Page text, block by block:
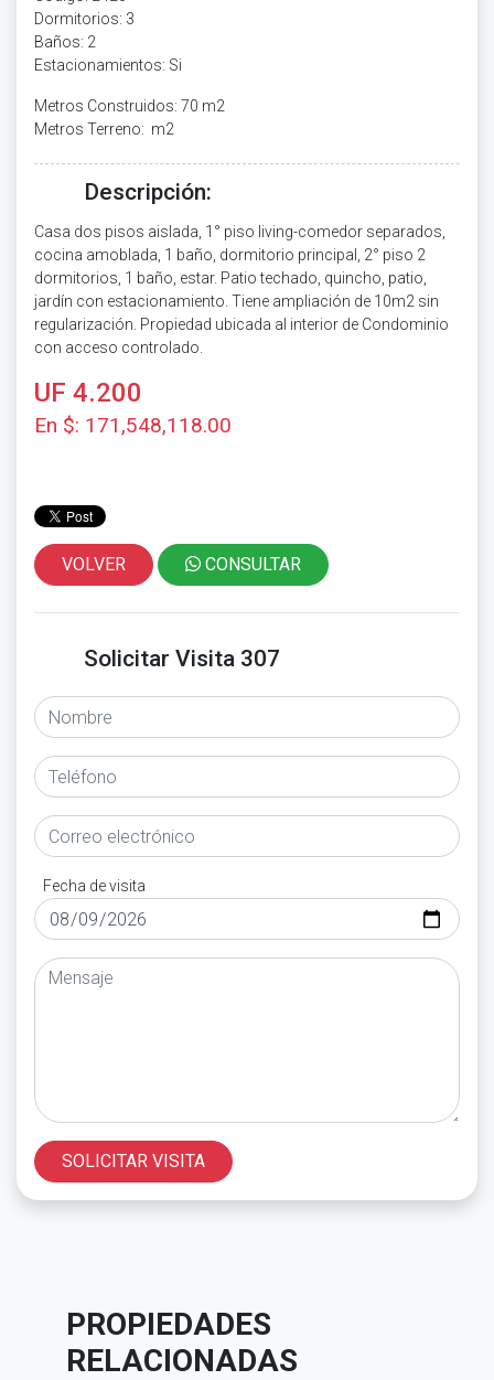
Dormitorios: 3
Baños: 2
Estacionamientos: Si
Metros Construidos: 70 m2
Metros Terreno: m2
Descripción:
Casa dos pisos aislada, 1° piso living-comedor separados,
cocina amoblada, 1 baño, dormitorio principal, 2° piso 2
dormitorios, 1 baño, estar. Patio techado, quincho, patio,
jardín con estacionamiento. Tiene ampliación de 10m2 sin
regularización. Propiedad ubicada al interior de Condominio
con acceso controlado.
UF 4.200
En $: 171,548,118.00
VOLVER CONSULTAR
Solicitar Visita 307
Fecha de visita
SOLICITAR VISITA
PROPIEDADES
RELACIONADAS